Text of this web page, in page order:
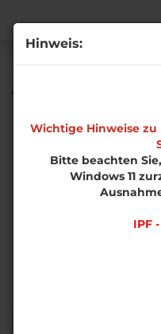
Hinweis:
Wichtige Hinweise zu
Bitte beachten
Windows 11
IPF